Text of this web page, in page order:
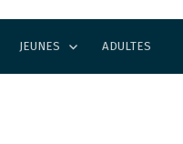
JEUNES ADULTES